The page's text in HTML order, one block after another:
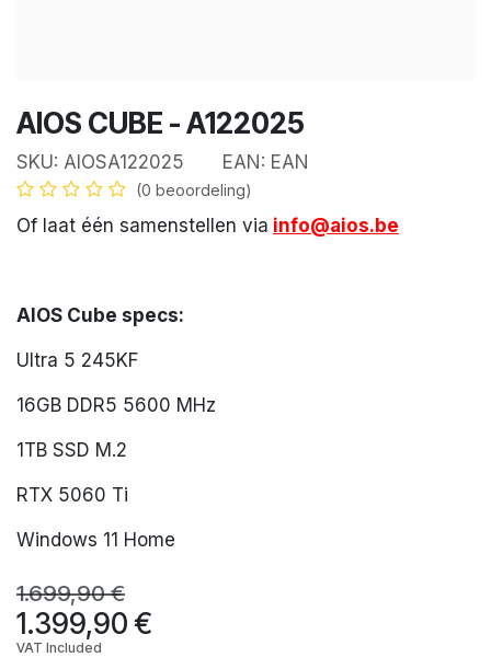
AIOS CUBE - A122025
SKU: AIOSA122025 EAN: EAN
(0 beoordeling)
Of laat één samenstellen via info@aios.be
AIOS Cube specs:
Ultra 5 245KF
16GB DDR5 5600 MHz
1TB SSD M.2
RTX 5060 Ti
Windows 11 Home
1.699,90€
1.399,90€
VAT Included